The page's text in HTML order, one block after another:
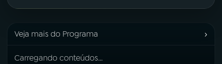
Veja mais do Programa ›
Carregando conteúdos...